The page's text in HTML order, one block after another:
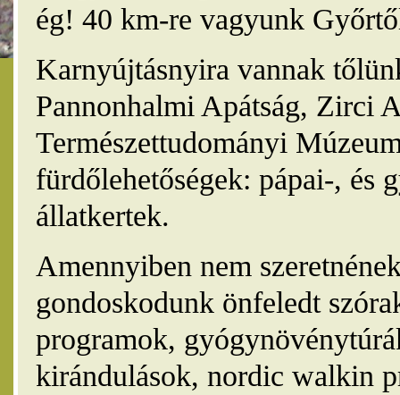
ég! 40 km-re vagyunk
Karnyújtásnyira vannak
Pannonhalmi Apátság, Zirci
Természettudományi
fürdőlehetőségek: pápai-, és
állatkertek.
Amennyiben nem
gondoskodunk önfeledt
programok,
kirándulások, nordic walkin